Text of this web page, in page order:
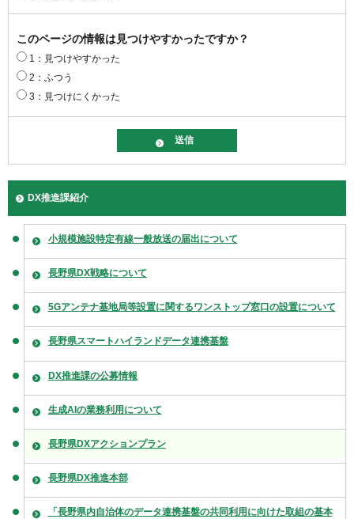
このページの情報は見つけやすかったですか？
1：見つけやすかった
2：ふつう
3：見つけにくかった
DX推進課紹介
小規模施設特定有線一般放送の届出について
長野県DX戦略について
5Gアンテナ基地局等設置に関するワンストップ窓口の設置について
長野県スマートハイランドデータ連携基盤
DX推進課の公募情報
生成AIの業務利用について
長野県DXアクションプラン
長野県DX推進本部
「長野県内自治体のデータ連携基盤の共同利用に向けた取組の基本